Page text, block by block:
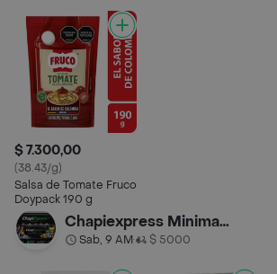
$ 7.300,00
(38.43/g)
Salsa de Tomate Fruco
Doypack 190 g
Chapiexpress Minimarket
Sab, 9 AM• $ 5000